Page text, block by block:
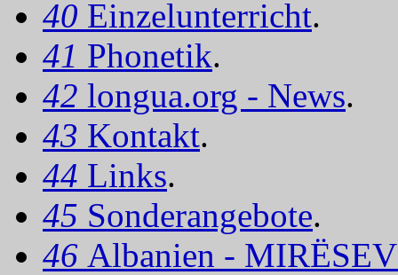
40 Einzelunterricht.
41 Phonetik.
42 longua.org - News.
43 Kontakt.
44 Links.
45 Sonderangebote.
46 Albanien -